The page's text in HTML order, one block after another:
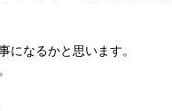
になるかと思います。